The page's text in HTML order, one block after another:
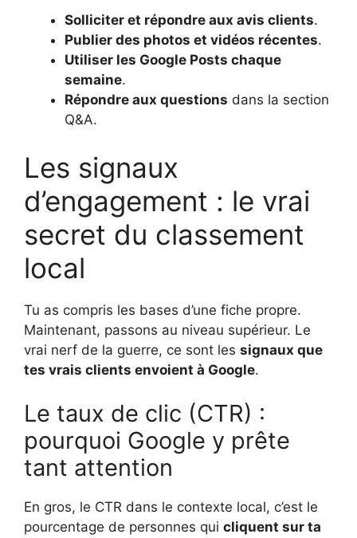
Solliciter et répondre aux avis clients.
Publier des photos et vidéos récentes.
Utiliser les Google Posts chaque
semaine.
Répondre aux questions dans la section
Q&A.
Les signaux
d’engagement : le vrai
secret du classement
local
Tu as compris les bases d’une fiche propre.
Maintenant, passons au niveau supérieur. Le
vrai nerf de la guerre, ce sont les signaux que
tes vrais clients envoient à Google.
Le taux de clic (CTR) :
pourquoi Google y prête
tant attention
En gros, le CTR dans le contexte local, c’est le
pourcentage de personnes qui cliquent sur ta